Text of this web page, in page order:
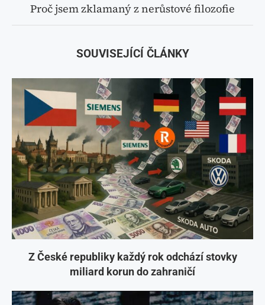
Proč jsem zklamaný z nerůstové filozofie
SOUVISEJÍCÍ ČLÁNKY
Z České republiky každý rok odchází stovky
miliard korun do zahraničí